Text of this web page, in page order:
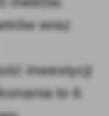
wraz
inwestycji
to 6